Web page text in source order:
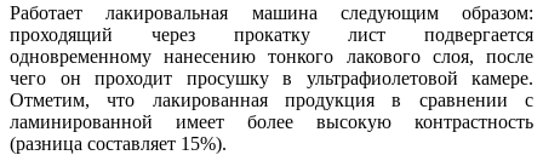
Работает лакировальная машина следующим образом:
проходящий через прокатку лист подвергается
одновременному нанесению тонкого лакового слоя, после
чего он проходит просушку в ультрафиолетовой камере.
Отметим, что лакированная продукция в сравнении с
ламинированной имеет более высокую контрастность
(разница составляет 15%).